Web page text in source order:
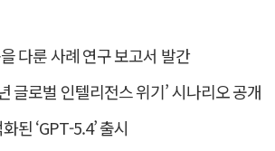
다룬 사례 연구 보고서 발간
글로벌 인텔리전스 위기’ 시나리오 공개
된 ‘GPT-5.4’ 출시